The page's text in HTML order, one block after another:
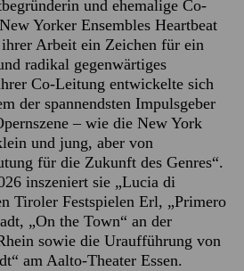
und ehemalige Co-
Yorker Ensembles Heartbeat
Arbeit ein Zeichen für ein
radikal gegenwärtiges
Co-Leitung entwickelte sich
der spannendsten Impulsgeber
– wie die New York
und jung, aber von
für die Zukunft des Genres“.
inszeniert sie „Lucia di
Tiroler Festspielen Erl, „Primero
„On the Town“ an der
sowie die Uraufführung von
am Aalto-Theater Essen.